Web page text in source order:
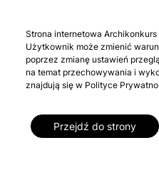
studenckie
archiwalne
o fundacji
Strona internetowa
Użytkownik może zmienić
poprzez zmianę ustawień
na temat przechowywania i
znajdują się w Polityce
Przejdź do strony